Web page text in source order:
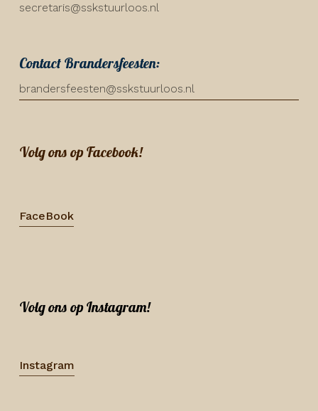
secretaris@sskstuurloos.nl
Contact Brandersfeesten:
brandersfeesten@sskstuurloos.nl
Volg ons op Facebook!
FaceBook
Volg ons op Instagram!
Instagram